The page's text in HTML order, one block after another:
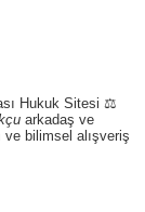
Hukuk Sitesi ⚖️
arkadaş ve
bilimsel alışveriş